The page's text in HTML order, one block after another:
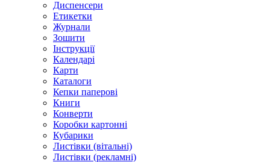
Диспенсери
Етикетки
Журнали
Зошити
Інструкції
Календарі
Карти
Каталоги
Кепки паперові
Книги
Конверти
Коробки картонні
Кубарики
Листівки (вітальні)
Листівки (рекламні)